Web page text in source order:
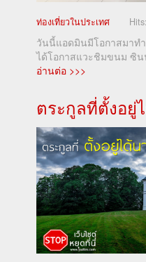
ท่องเที่ยวในประเทศ Hits:
วันนี้แอดมินมีโอกาสมาท
ได้โอกาสแวะชิมขนม ซิ
อ่านต่อ >>>
ตระกูลที่ตั้งอยู่